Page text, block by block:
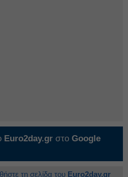
Euro2day.gr στο Google
τη σελίδα του Euro2day.gr